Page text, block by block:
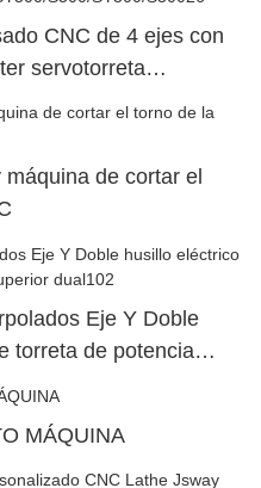
CNC de 4 ejes con
servotorreta
de cortar el
Eje Y Doble
torreta de potencia
MÁQUINA